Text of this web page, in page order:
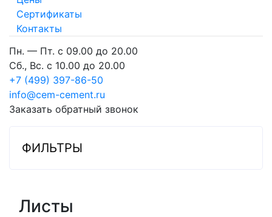
Сертификаты
Контакты
Пн. — Пт. с 09.00 до 20.00
Сб., Вс. с 10.00 до 20.00
+7 (499) 397-86-50
info@cem-cement.ru
Заказать обратный звонок
ФИЛЬТРЫ
Листы